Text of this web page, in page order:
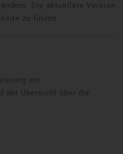
Die aktuellste Version
zu finden.
der
der Übersicht über die